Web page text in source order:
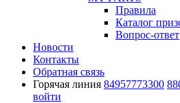
Правила
Каталог
Вопрос-ответ
Новости
Контакты
Обратная связь
Горячая линия 84957773300
войти